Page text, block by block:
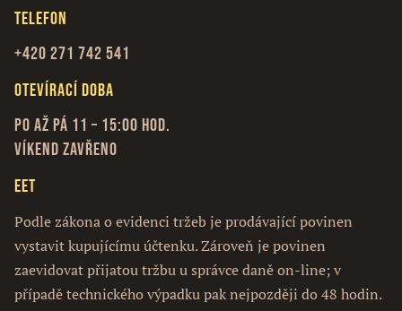
Telefon
+420 271 742 541
Otevírací doba
Po až Pá 11 – 15:00 hod.
Víkend zavřeno
EET
Podle zákona o evidenci tržeb je prodávající povinen
vystavit kupujícímu účtenku. Zároveň je povinen
zaevidovat přijatou tržbu u správce daně on-line; v
případě technického výpadku pak nejpozději do 48 hodin.